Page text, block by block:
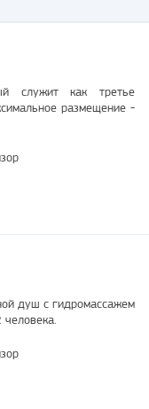
служит как третье
размещение -
душ с гидромассажем